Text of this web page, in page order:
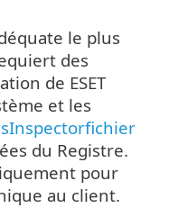
le plus
des
de ESET
et les
du Registre.
pour
au client.